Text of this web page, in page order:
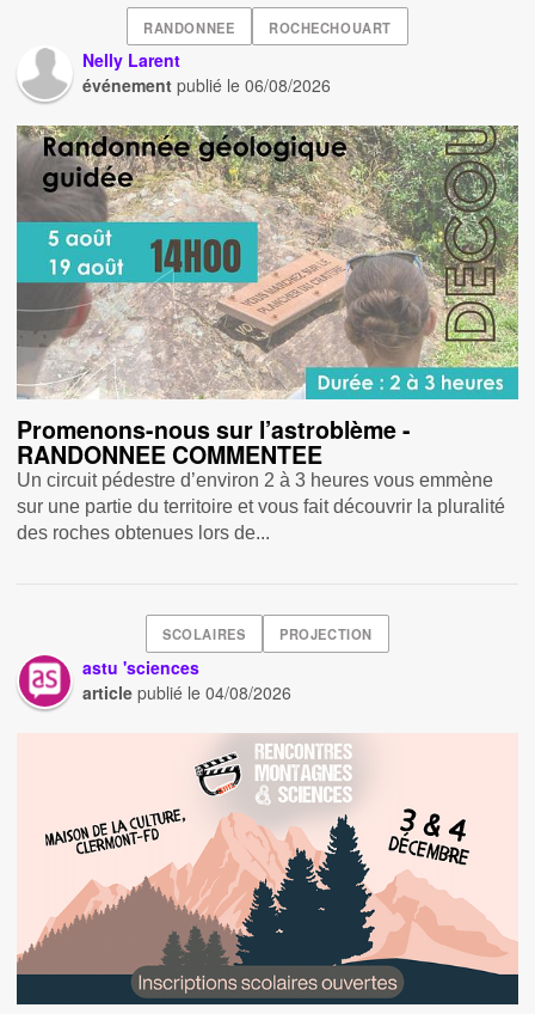
RANDONNEE ROCHECHOUART
Nelly Larent
événement publié le06/08/2026
Promenons-nous sur l’astroblème -
RANDONNEE COMMENTEE
Un circuit pédestre d’environ 2 à 3 heures vous emmène
sur une partie du territoire et vous fait découvrir la pluralité
des roches obtenues lors de...
SCOLAIRES PROJECTION
astu 'sciences
article publié le04/08/2026